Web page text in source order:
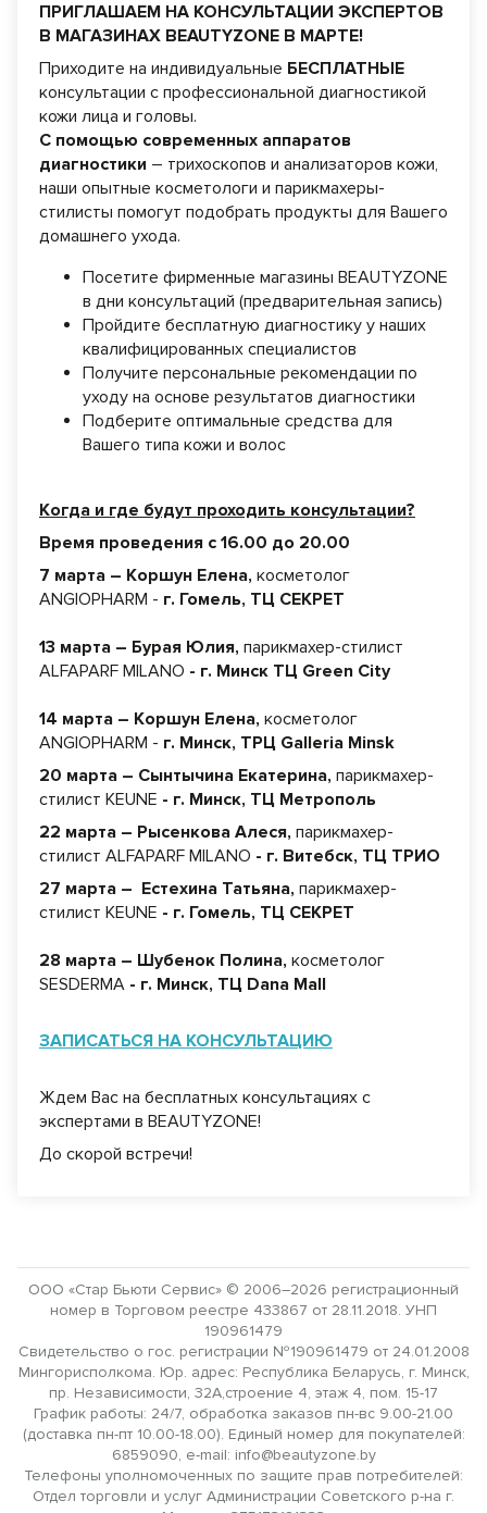
ПРИГЛАШАЕМ НА КОНСУЛЬТАЦИИ ЭКСПЕРТОВ
В МАГАЗИНАХ BEAUTYZONE В МАРТЕ!
Приходите на индивидуальные БЕСПЛАТНЫЕ
консультации с профессиональной диагностикой
кожи лица и головы.
С помощью современных аппаратов
диагностики – трихоскопов и анализаторов кожи,
наши опытные косметологи и парикмахеры-
стилисты помогут подобрать продукты для Вашего
домашнего ухода.
Посетите фирменные магазины BEAUTYZONE
в дни консультаций (предварительная запись)
Пройдите бесплатную диагностику у наших
квалифицированных специалистов
Получите персональные рекомендации по
уходу на основе результатов диагностики
Подберите оптимальные средства для
Вашего типа кожи и волос
Когда и где будут проходить консультации?
Время проведения с 16.00 до 20.00
7 марта – Коршун Елена, косметолог
ANGIOPHARM - г. Гомель, ТЦ СЕКРЕТ
13 марта – Бурая Юлия, парикмахер-стилист
ALFAPARF MILANO - г. Минск ТЦ Green City
14 марта – Коршун Елена, косметолог
ANGIOPHARM - г. Минск, ТРЦ Galleria Minsk
20 марта – Сынтычина Екатерина, парикмахер-
стилист KEUNE - г. Минск, ТЦ Метрополь
22 марта – Рысенкова Алеся, парикмахер-
стилист ALFAPARF MILANO - г. Витебск, ТЦ ТРИО
27 марта – Естехина Татьяна, парикмахер-
стилист KEUNE - г. Гомель, ТЦ СЕКРЕТ
28 марта – Шубенок Полина, косметолог
SESDERMA - г. Минск, ТЦ Dana Mall
ЗАПИСАТЬСЯ НА КОНСУЛЬТАЦИЮ
Ждем Вас на бесплатных консультациях с
экспертами в BEAUTYZONE!
До скорой встречи!
ООО «Стар Бьюти Сервис» © 2006–2026 регистрационный
номер в Торговом реестре 433867 от 28.11.2018. УНП
190961479
Свидетельство о гос. регистрации №190961479 от 24.01.2008
Мингорисполкома. Юр. адрес: Республика Беларусь, г. Минск,
пр. Независимости, 32А,строение 4, этаж 4, пом. 15-17
График работы: 24/7, обработка заказов пн-вс 9.00-21.00
(доставка пн-пт 10.00-18.00). Единый номер для покупателей:
6859090, e-mail: info@beautyzone.by
Телефоны уполномоченных по защите прав потребителей:
Отдел торговли и услуг Администрации Советского р-на г.